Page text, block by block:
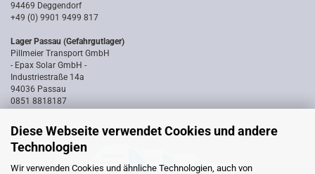
Diese Webseite verwendet Cookies und andere
Technologien
Wir verwenden Cookies und ähnliche Technologien, auch von
94469 Deggendorf
+49 (0) 9901 9499 817
Lager Passau (Gefahrgutlager)
Pillmeier Transport GmbH
- Epax Solar GmbH -
Industriestraße 14a
94036 Passau
0851 8818187